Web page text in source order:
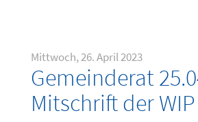
Mittwoch, 26. April 2023
Gemeinderat
Mitschrift der WIP